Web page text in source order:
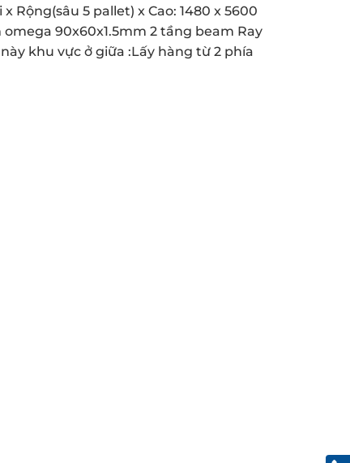
Rộng(sâu 5 pallet) x Cao: 1480 x 5600
omega 90x60x1.5mm 2 tầng beam Ray
khu vực ở giữa :Lấy hàng từ 2 phía